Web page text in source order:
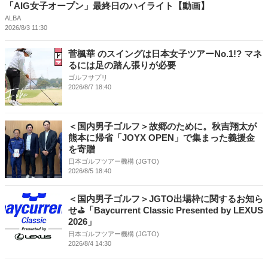
「AIG女子オープン」最終日のハイライト【動画】
ALBA
2026/8/3 11:30
菅楓華 のスイングは日本女子ツアーNo.1!? マネ
るには足の踏ん張りが必要
ゴルフサプリ
2026/8/7 18:40
＜国内男子ゴルフ＞故郷のために。秋吉翔太が
熊本に帰省「JOYX OPEN」で集まった義援金
を寄贈
日本ゴルフツアー機構 (JGTO)
2026/8/5 18:40
＜国内男子ゴルフ＞JGTO出場枠に関するお知ら
せ⛳「Baycurrent Classic Presented by LEXUS
2026」
日本ゴルフツアー機構 (JGTO)
2026/8/4 14:30